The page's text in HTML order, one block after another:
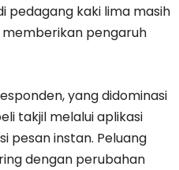
pedagang kaki lima masih
memberikan pengaruh
yang didominasi
takjil melalui aplikasi
pesan instan. Peluang
dengan perubahan